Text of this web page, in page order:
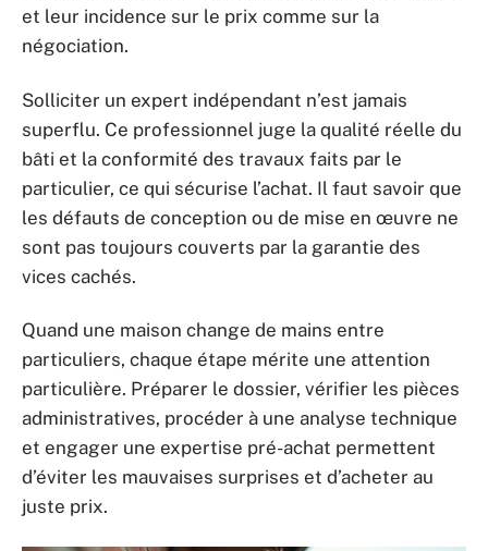
et leur incidence sur le prix comme sur la
négociation.
Solliciter un expert indépendant n’est jamais
superflu. Ce professionnel juge la qualité réelle du
bâti et la conformité des travaux faits par le
particulier, ce qui sécurise l’achat. Il faut savoir que
les défauts de conception ou de mise en œuvre ne
sont pas toujours couverts par la garantie des
vices cachés.
Quand une maison change de mains entre
particuliers, chaque étape mérite une attention
particulière. Préparer le dossier, vérifier les pièces
administratives, procéder à une analyse technique
et engager une expertise pré-achat permettent
d’éviter les mauvaises surprises et d’acheter au
juste prix.